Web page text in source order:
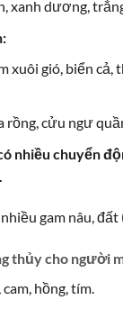
xanh dương,
xuôi gió, biển cả,
rồng, cửu ngư
nhiều chuyển
gam nâu, đất
thủy cho người
hồng, tím.